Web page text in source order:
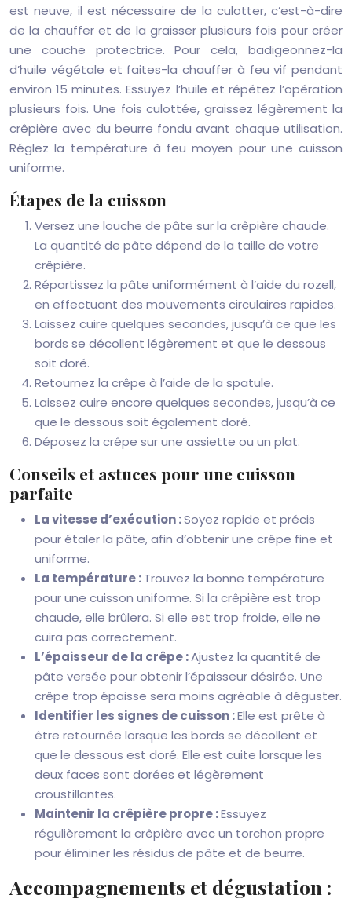
est neuve, il est nécessaire de la culotter, c’est-à-dire
de la chauffer et de la graisser plusieurs fois pour créer
une couche protectrice. Pour cela, badigeonnez-la
d’huile végétale et faites-la chauffer à feu vif pendant
environ 15 minutes. Essuyez l’huile et répétez l’opération
plusieurs fois. Une fois culottée, graissez légèrement la
crêpière avec du beurre fondu avant chaque utilisation.
Réglez la température à feu moyen pour une cuisson
uniforme.
Étapes de la cuisson
Versez une louche de pâte sur la crêpière chaude.
La quantité de pâte dépend de la taille de votre
crêpière.
Répartissez la pâte uniformément à l’aide du rozell,
en effectuant des mouvements circulaires rapides.
Laissez cuire quelques secondes, jusqu’à ce que les
bords se décollent légèrement et que le dessous
soit doré.
Retournez la crêpe à l’aide de la spatule.
Laissez cuire encore quelques secondes, jusqu’à ce
que le dessous soit également doré.
Déposez la crêpe sur une assiette ou un plat.
Conseils et astuces pour une cuisson
parfaite
La vitesse d’exécution :Soyez rapide et précis
pour étaler la pâte, afin d’obtenir une crêpe fine et
uniforme.
La température :Trouvez la bonne température
pour une cuisson uniforme. Si la crêpière est trop
chaude, elle brûlera. Si elle est trop froide, elle ne
cuira pas correctement.
L’épaisseur de la crêpe :Ajustez la quantité de
pâte versée pour obtenir l’épaisseur désirée. Une
crêpe trop épaisse sera moins agréable à déguster.
Identifier les signes de cuisson :Elle est prête à
être retournée lorsque les bords se décollent et
que le dessous est doré. Elle est cuite lorsque les
deux faces sont dorées et légèrement
croustillantes.
Maintenir la crêpière propre :Essuyez
régulièrement la crêpière avec un torchon propre
pour éliminer les résidus de pâte et de beurre.
Accompagnements et dégustation :